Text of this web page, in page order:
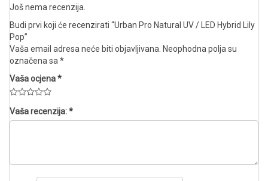
Još nema recenzija.
Budi prvi koji će recenzirati “Urban Pro Natural UV / LED Hybrid Lily
Pop”
Vaša email adresa neće biti objavljivana. Neophodna polja su
označena sa *
Vaša ocjena*
Vaša recenzija:*